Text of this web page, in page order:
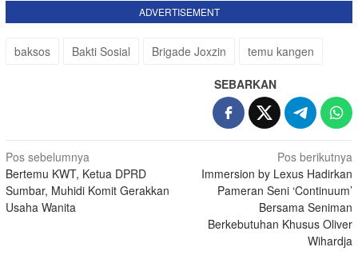
ADVERTISEMENT
baksos Bakti Sosial Brigade Joxzin temu kangen
SEBARKAN
Navigasi
pos
Pos sebelumnya
Bertemu KWT, Ketua DPRD
Sumbar, Muhidi Komit Gerakkan
Usaha Wanita
Pos berikutnya
Immersion by Lexus Hadirkan
Pameran Seni ‘Continuum’
Bersama Seniman
Berkebutuhan Khusus Oliver
Wihardja